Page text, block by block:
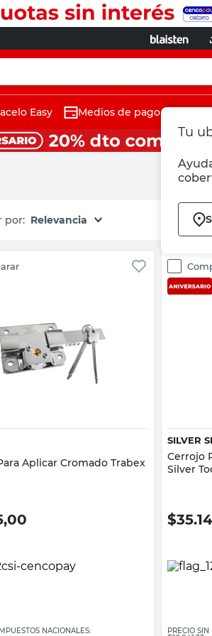
Tu
Easy Medios de pago
Relevancia
Aplicar Cromado Trabex
NACIONALES:
SILVER
Cerrojo
Silver
$
PRECIO